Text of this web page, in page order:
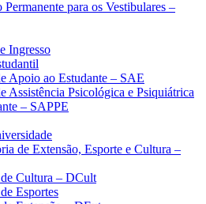
Permanente para os Vestibulares –
Ingresso
Apoio ao Estudante – SAE
Assistência Psicológica e Psiquiátrica
– SAPPE
de Extensão, Esporte e Cultura –
Cultura – DCult
Esportes